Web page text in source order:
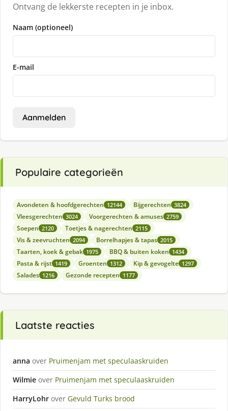
Ontvang de lekkerste recepten in je inbox.
Naam (optioneel)
E-mail
Aanmelden
Populaire categorieën
Avondeten & hoofdgerechten 12144 Bijgerechten 3824
Vleesgerechten 3024 Voorgerechten & amuses 2759
Soepen 2120 Toetjes & nagerechten 2115
Vis & zeevruchten 2094 Borrelhapjes & tapas 2015
Taarten, koek & gebak 1975 BBQ & buiten koken 1434
Pasta & rijst 1419 Groenten 1312 Kip & gevogelte 1297
Salades 1216 Gezonde recepten 1177
Laatste reacties
anna over Pruimenjam met speculaaskruiden
Wilmie over Pruimenjam met speculaaskruiden
HarryLohr over Gevuld Turks brood